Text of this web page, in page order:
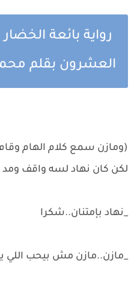
رواية بائعة
العشرون بقلم
(ومازن سمع كلام الهام
لكن كان نهاد لسه واقف ومد
_نهاد بإمتنان..شكرا
_مازن..مازن مش بيحب اللي